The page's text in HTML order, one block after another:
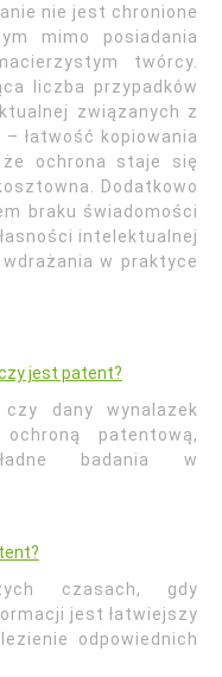
nie jest chronione
mimo posiadania
twórcy.
liczba przypadków
związanych z
łatwość kopiowania
ochrona staje się
Dodatkowo
braku świadomości
intelektualnej
w praktyce
jest patent?
dany wynalazek
patentową,
badania w
czasach, gdy
jest łatwiejszy
odpowiednich